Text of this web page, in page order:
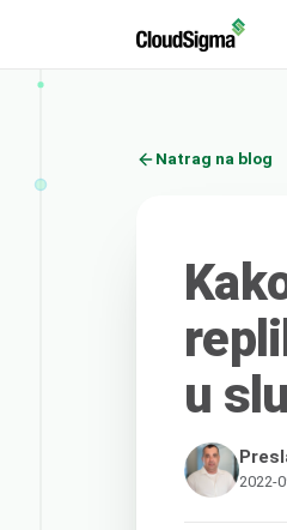
Natrag na blog
u
2022-